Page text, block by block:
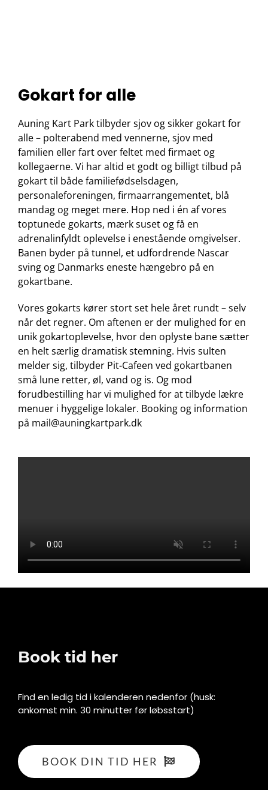
Gokart for alle
Auning Kart Park tilbyder sjov og sikker gokart for
alle – polterabend med vennerne, sjov med
familien eller fart over feltet med firmaet og
kollegaerne. Vi har altid et godt og billigt tilbud på
gokart til både familiefødselsdagen,
personaleforeningen, firmaarrangementet, blå
mandag og meget mere. Hop ned i én af vores
toptunede gokarts, mærk suset og få en
adrenalinfyldt oplevelse i enestående omgivelser.
Banen byder på tunnel, et udfordrende Nascar
sving og Danmarks eneste hængebro på en
gokartbane.
Vores gokarts kører stort set hele året rundt – selv
når det regner. Om aftenen er der mulighed for en
unik gokartoplevelse, hvor den oplyste bane sætter
en helt særlig dramatisk stemning. Hvis sulten
melder sig, tilbyder Pit-Cafeen ved gokartbanen
små lune retter, øl, vand og is. Og mod
forudbestilling har vi mulighed for at tilbyde lækre
menuer i hyggelige lokaler. Booking og information
på mail@auningkartpark.dk
Book tid her
Find en ledig tid i kalenderen nedenfor (husk:
ankomst min. 30 minutter før løbsstart)
BOOK DIN TID HER